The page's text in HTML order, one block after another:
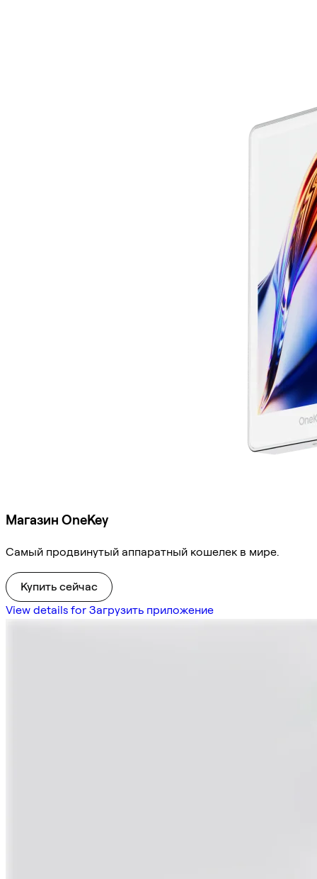
Магазин OneKey
Самый продвинутый аппаратный кошелек в мире.
Купить сейчас
View details for Загрузить приложение